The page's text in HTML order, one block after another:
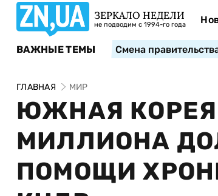
ЗЕРКАЛО НЕДЕЛИ
не подводим с 1994-го года
ВАЖНЫЕ ТЕМЫ Смена
ГЛАВНАЯ МИР
ЮЖНАЯ КОРЕЯ
МИЛЛИОНА
ПОМОЩИ